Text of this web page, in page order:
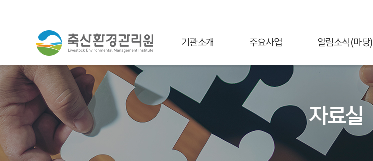
기관소개 주요사업 알림소식(마당)
자료실